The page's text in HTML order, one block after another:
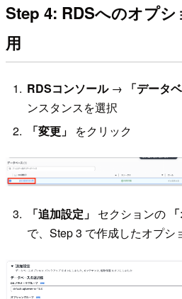
Step 4: RDSへのオプ
用
RDSコンソール→ 「データ
ンスタンスを選択
「変更」
をクリック
「追加設定」 セクションの
で、Step 3 で作成したオプシ